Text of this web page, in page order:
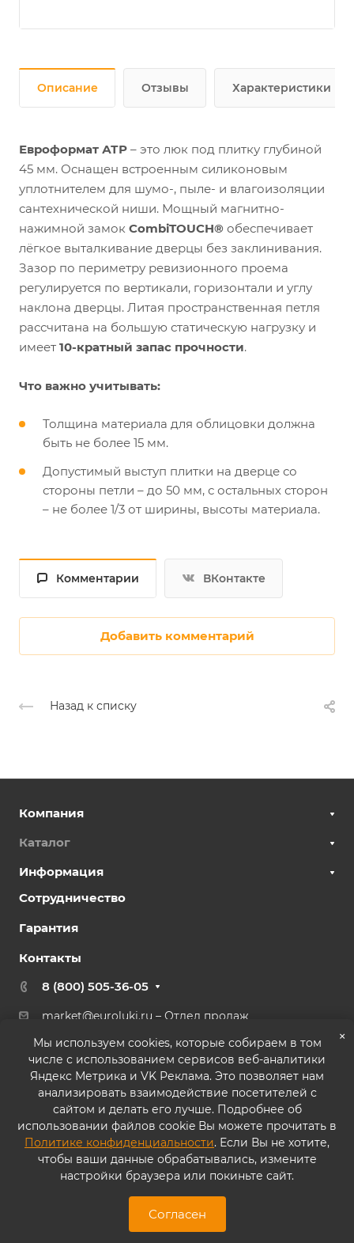
Описание Отзывы Характеристики
Евроформат АТР – это люк под плитку глубиной
45 мм. Оснащен встроенным силиконовым
уплотнителем для шумо-, пыле- и влагоизоляции
сантехнической ниши. Мощный магнитно-
нажимной замок CombiTOUCH® обеспечивает
лёгкое выталкивание дверцы без заклинивания.
Зазор по периметру ревизионного проема
регулируется по вертикали, горизонтали и углу
наклона дверцы. Литая пространственная петля
рассчитана на большую статическую нагрузку и
имеет 10-кратный запас прочности.
Что важно учитывать:
Толщина материала для облицовки должна
быть не более 15 мм.
Допустимый выступ плитки на дверце со
стороны петли – до 50 мм, с остальных сторон
– не более 1/3 от ширины, высоты материала.
Комментарии ВКонтакте
Добавить комментарий
Назад к списку
Компания
Каталог
Информация
Сотрудничество
Гарантия
Контакты
8 (800) 505-36-05
market@euroluki.ru – Отдел продаж
г. Москва, ул. Генерала Белова, 43 к2, офис 27
© 2026 ООО «ППК «Практика». Все права защищены
Согласие на обработку персональных данных
Политика конфиденциальности
×
Мы используем cookies, которые собираем в том
числе с использованием сервисов веб-аналитики
Яндекс Метрика и VK Реклама. Это позволяет нам
анализировать взаимодействие посетителей с
сайтом и делать его лучше. Подробнее об
использовании файлов cookie Вы можете прочитать в
Политике конфиденциальности. Если Вы не хотите,
чтобы ваши данные обрабатывались, измените
настройки браузера или покиньте сайт.
Согласен